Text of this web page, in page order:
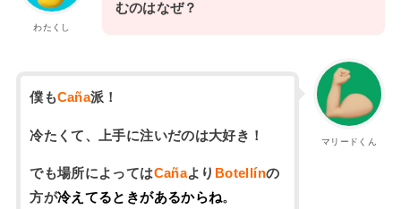
わたくし
むのはなぜ？
マリードくん
僕もCaña派！
冷たくて、上手に注いだのは大好き！
でも場所によってはCañaより Botellínの
方が冷えてるときがあるからね。